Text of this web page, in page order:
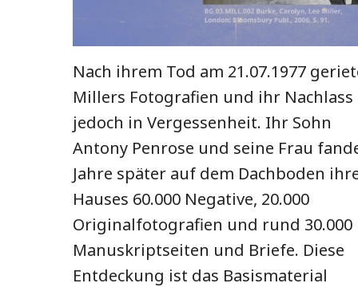
Nach ihrem Tod am 21.07.1977
Millers Fotografien und ihr Nachlass
jedoch in Vergessenheit. Ihr Sohn
Antony Penrose und seine Frau
Jahre später auf dem Dachboden
Hauses 60.000 Negative, 20.000
Originalfotografien und rund 30.000
Manuskriptseiten und Briefe. Diese
Entdeckung ist das Basismaterial